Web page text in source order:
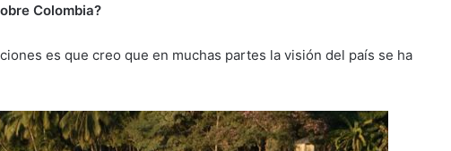
Colombia?
es que creo que en muchas partes la visión del país se ha